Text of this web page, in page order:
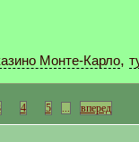
Монте-Карло,
4 5 вперед